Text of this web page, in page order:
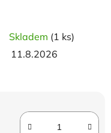
Skladem (1 ks)
11.8.2026